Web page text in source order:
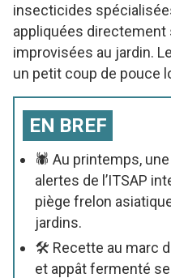
insecticides
appliquées directement
improvisées au jardin.
un petit coup de pouce
EN BREF
🕷️ Au printemps,
alertes de l’ITSAP
piège frelon
jardins.
🛠️ Recette au marc
et appât fermenté